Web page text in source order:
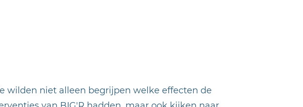
wilden niet alleen begrijpen welke effecten de